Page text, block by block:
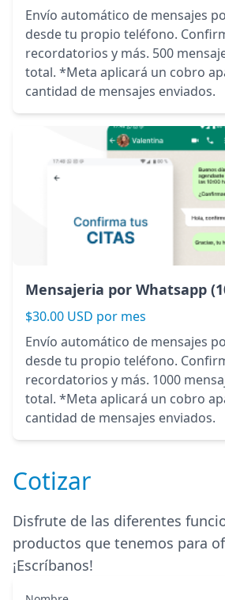
Envío automático de mensajes
desde tu propio teléfono.
recordatorios y más. 500
total. *Meta aplicará un cobro
cantidad de mensajes enviados.
Mensajeria por Whatsapp
$30.00 USD por mes
Envío automático de mensajes
desde tu propio teléfono.
recordatorios y más. 1000
total. *Meta aplicará un cobro
cantidad de mensajes enviados.
Cotizar
Disfrute de las diferentes
productos que tenemos para
¡Escríbanos!